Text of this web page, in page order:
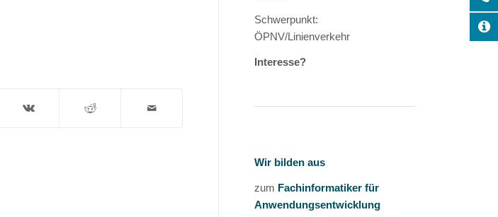
Schwerpunkt:
ÖPNV/Linienverkehr
Interesse?
Wir bilden aus
zum Fachinformatiker für
Anwendungsentwicklung